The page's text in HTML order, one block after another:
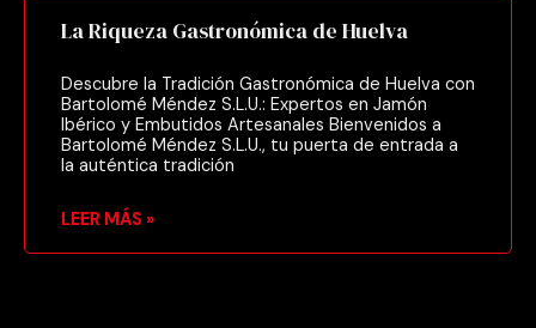
La Riqueza Gastronómica de Huelva
Descubre la Tradición Gastronómica de Huelva con
Bartolomé Méndez S.L.U.: Expertos en Jamón
Ibérico y Embutidos Artesanales Bienvenidos a
Bartolomé Méndez S.L.U., tu puerta de entrada a
la auténtica tradición
LEER MÁS »